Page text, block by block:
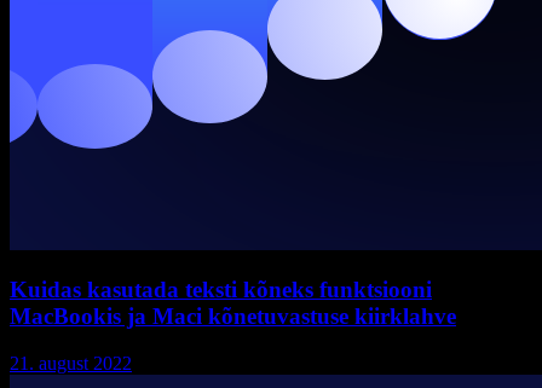
Kuidas kasutada teksti kõneks funktsiooni
MacBookis ja Maci kõnetuvastuse kiirklahve
21. august 2022